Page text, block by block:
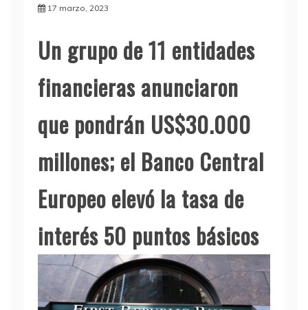
17 marzo, 2023
Un grupo de 11 entidades
financieras anunciaron
que pondrán US$30.000
millones; el Banco Central
Europeo elevó la tasa de
interés 50 puntos básicos